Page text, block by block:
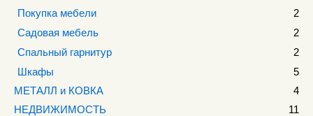
Покупка мебели
2
Садовая мебель
2
Спальный гарнитур
2
Шкафы
5
МЕТАЛЛ и КОВКА
4
НЕДВИЖИМОСТЬ
11